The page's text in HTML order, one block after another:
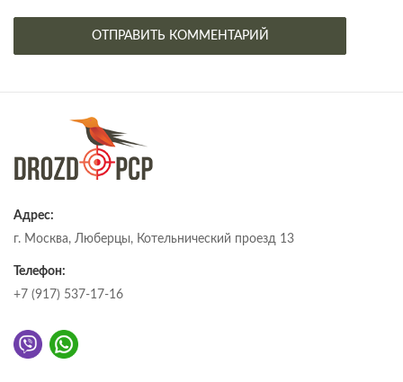
Адрес:
г. Москва, Люберцы, Котельнический проезд 13
Телефон:
+7 (917) 537-17-16